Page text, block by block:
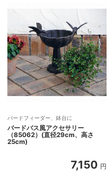
バードフィーダー、鉢台に
バードバス風アクセサリー
（85062）(直径29cm、高さ
25cm)
7,150 円